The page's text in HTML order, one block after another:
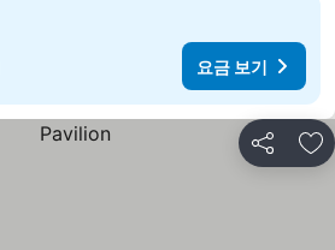
요금 보기
공유 즐